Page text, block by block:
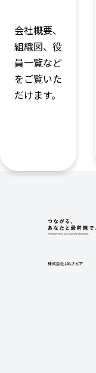
会社概要、
組織図、役
員一覧など
をご覧いた
だけます。